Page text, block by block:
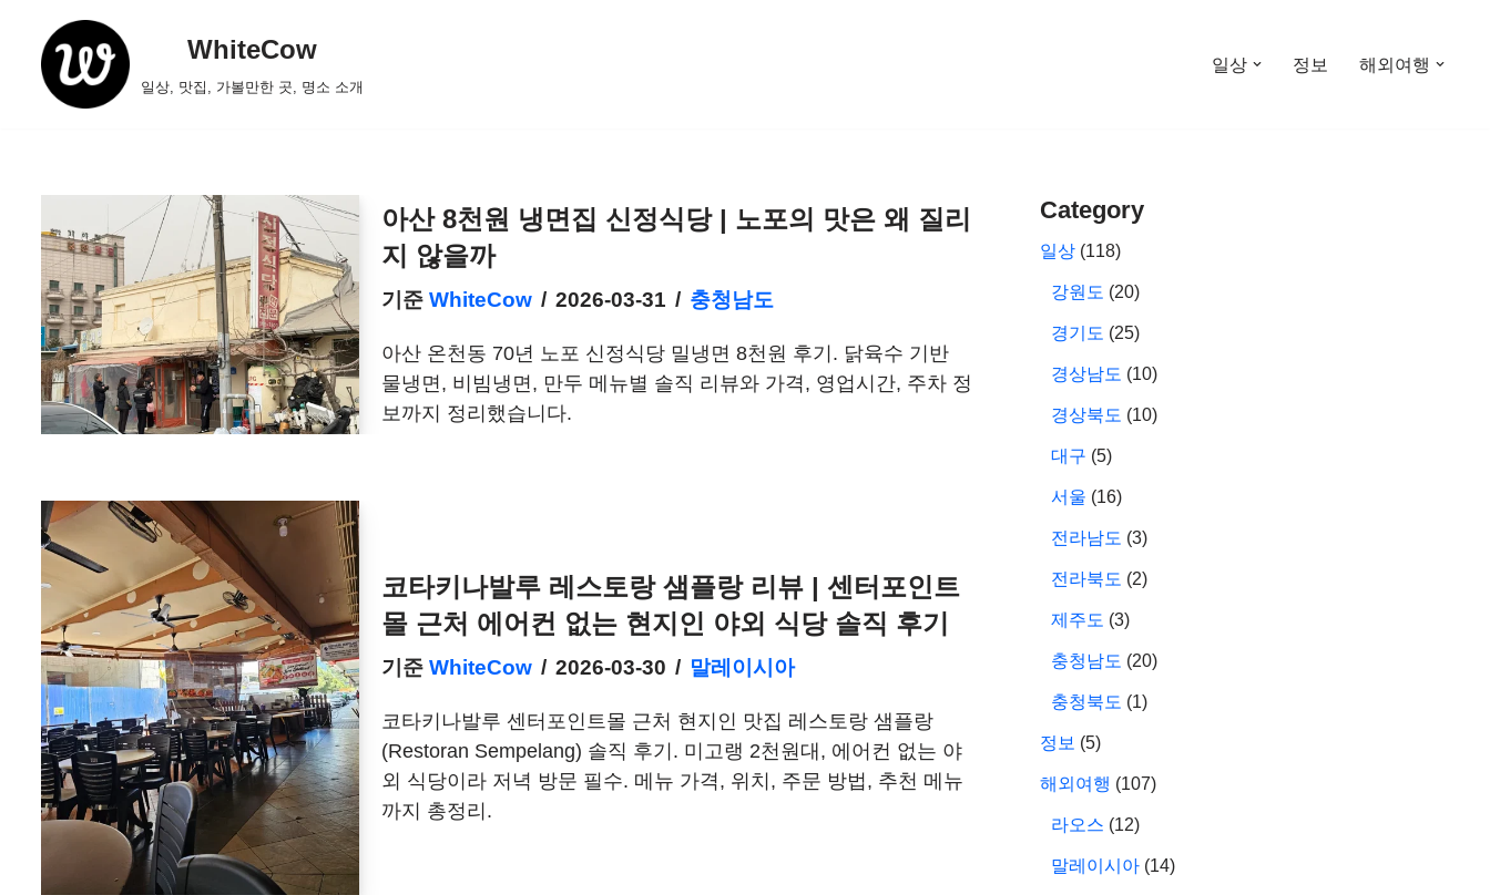
WhiteCow
일상, 맛집, 가볼만한 곳, 명소 소개
일상 정보 해외여행
아산 8천원 냉면집 신정식당 | 노포의 맛은 왜 질리
지 않을까
기준WhiteCow 2026-03-31 충청남도
아산 온천동 70년 노포 신정식당 밀냉면 8천원 후기. 닭육수 기반
물냉면, 비빔냉면, 만두 메뉴별 솔직 리뷰와 가격, 영업시간, 주차 정
보까지 정리했습니다.
코타키나발루 레스토랑 샘플랑 리뷰 | 센터포인트
몰 근처 에어컨 없는 현지인 야외 식당 솔직 후기
기준WhiteCow 2026-03-30 말레이시아
코타키나발루 센터포인트몰 근처 현지인 맛집 레스토랑 샘플랑
(Restoran Sempelang) 솔직 후기. 미고랭 2천원대, 에어컨 없는 야
외 식당이라 저녁 방문 필수. 메뉴 가격, 위치, 주문 방법, 추천 메뉴
까지 총정리.
Category
일상 (118)
강원도 (20)
경기도 (25)
경상남도 (10)
경상북도 (10)
대구 (5)
서울 (16)
전라남도 (3)
전라북도 (2)
제주도 (3)
충청남도 (20)
충청북도 (1)
정보 (5)
해외여행 (107)
라오스 (12)
말레이시아 (14)